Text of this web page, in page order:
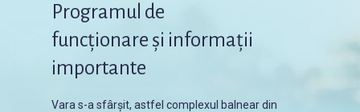
Programul de
funcționare și informații
importante
Vara s-a sfârșit, astfel complexul balnear din